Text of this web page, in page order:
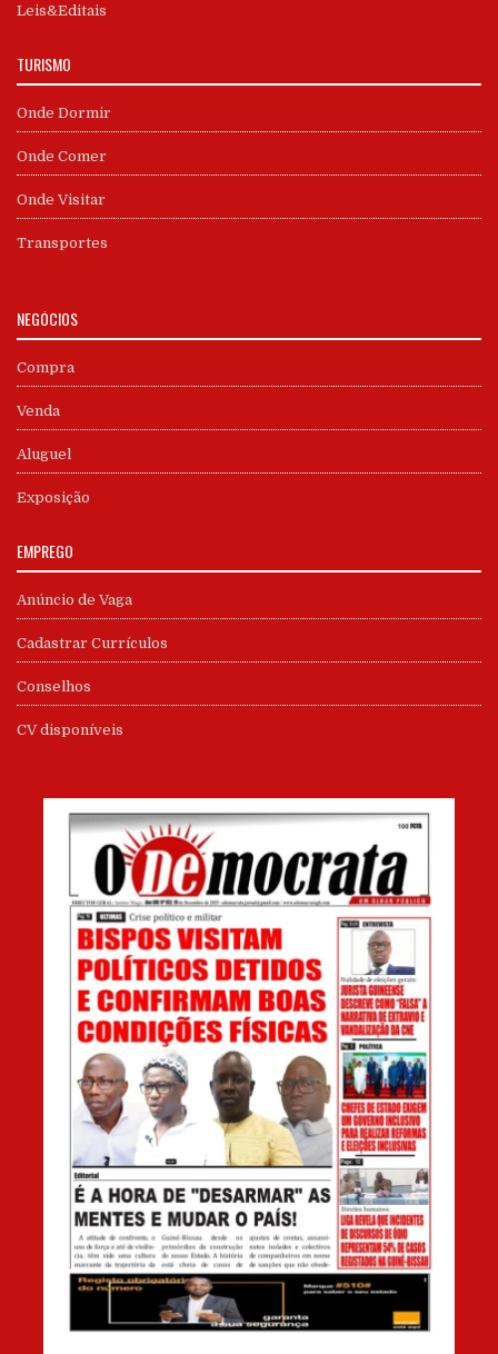
Leis&Editais
TURISMO
Onde Dormir
Onde Comer
Onde Visitar
Transportes
NEGÓCIOS
Compra
Venda
Aluguel
Exposição
EMPREGO
Anúncio de Vaga
Cadastrar Currículos
Conselhos
CV disponíveis